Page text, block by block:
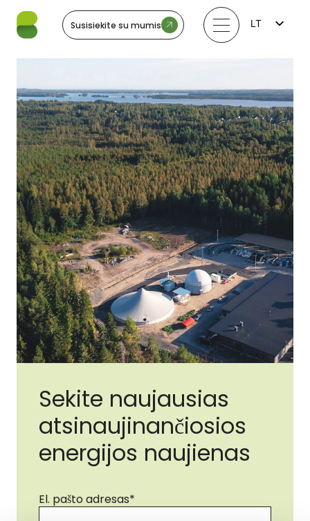
Susisiekite su mumis
LT
SV
NO
Sekite naujausias
atsinaujinančiosios
energijos naujienas
El. pašto adresas*